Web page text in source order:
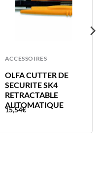
ACCESSOIRES
OLFA CUTTER DE
SECURITE SK4
RETRACTABLE
AUTOMATIQUE
15,54€